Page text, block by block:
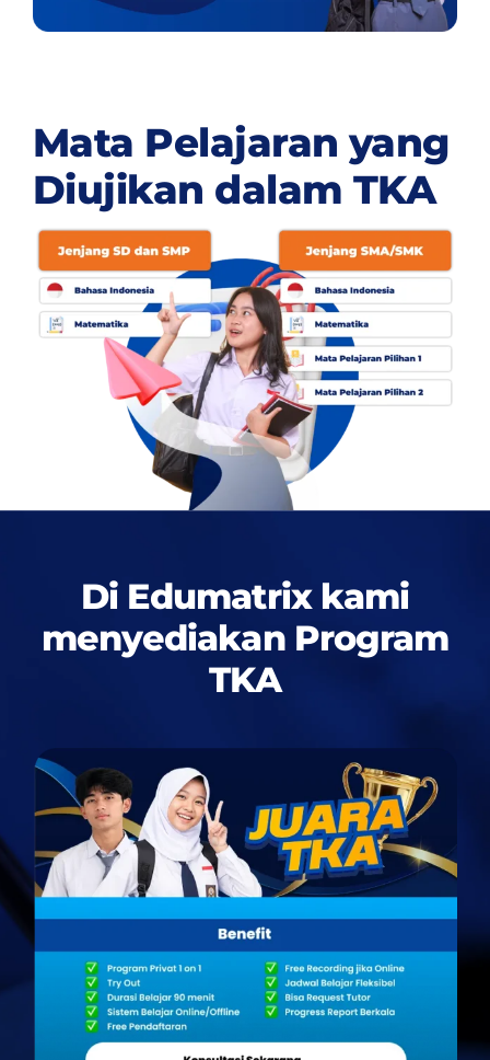
Mata Pelajaran yang
Diujikan dalam TKA
Di Edumatrix kami
menyediakan Program
TKA